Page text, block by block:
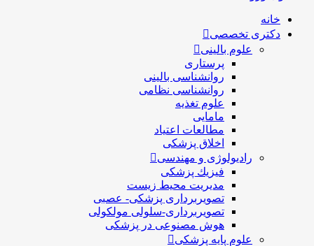
خانه
دکتری تخصصی
علوم بالینی
پرستاری
روانشناسی بالینی
روانشناسی نظامی
علوم تغذیه
مامایی
مطالعات اعتیاد
اخلاق پزشکی
رادیولوژی و مهندسی
فيزيك پزشکی
مدیریت محیط زیست
تصویربرداری پزشکی- عصبی
تصویربرداری-سلولی مولکولی
هوش مصنوعی در پزشکی
علوم پایه پزشکی